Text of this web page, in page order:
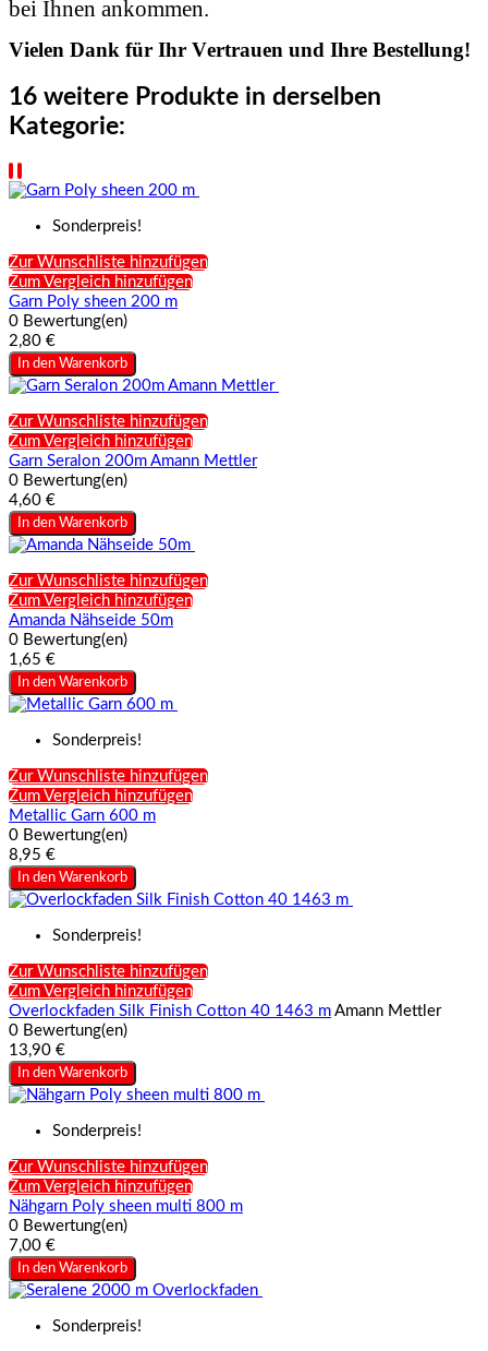
bei Ihnen ankommen.
Vielen Dank für Ihr Vertrauen und Ihre Bestellung!
16 weitere Produkte in derselben
Kategorie:
Sonderpreis!
Zur Wunschliste hinzufügen
Zum Vergleich hinzufügen
Garn Poly sheen 200 m
0 Bewertung(en)
2,80 €
In den Warenkorb
Zur Wunschliste hinzufügen
Zum Vergleich hinzufügen
Garn Seralon 200m Amann Mettler
0 Bewertung(en)
4,60 €
In den Warenkorb
Zur Wunschliste hinzufügen
Zum Vergleich hinzufügen
Amanda Nähseide 50m
0 Bewertung(en)
1,65 €
In den Warenkorb
Sonderpreis!
Zur Wunschliste hinzufügen
Zum Vergleich hinzufügen
Metallic Garn 600 m
0 Bewertung(en)
8,95 €
In den Warenkorb
Sonderpreis!
Zur Wunschliste hinzufügen
Zum Vergleich hinzufügen
Overlockfaden Silk Finish Cotton 40 1463 m Amann Mettler
0 Bewertung(en)
13,90 €
In den Warenkorb
Sonderpreis!
Zur Wunschliste hinzufügen
Zum Vergleich hinzufügen
Nähgarn Poly sheen multi 800 m
0 Bewertung(en)
7,00 €
In den Warenkorb
Sonderpreis!